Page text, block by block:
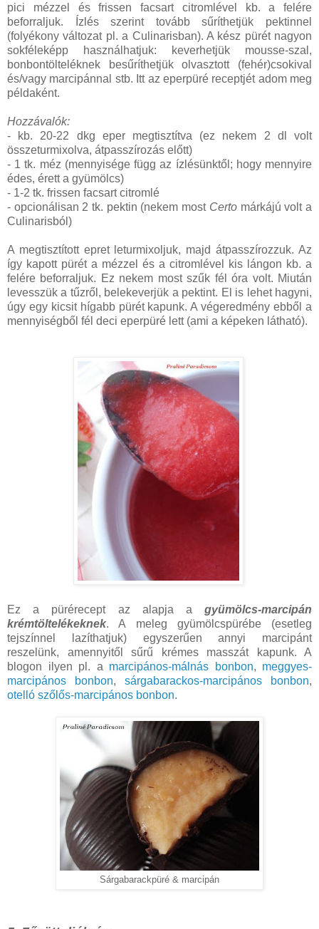
pici mézzel és frissen facsart citromlével kb. a felére
beforraljuk. Ízlés szerint tovább sűríthetjük pektinnel
(folyékony változat pl. a Culinarisban). A kész pürét nagyon
sokféleképp használhatjuk: keverhetjük mousse-szal,
bonbontölteléknek besűríthetjük olvasztott (fehér)csokival
és/vagy marcipánnal stb. Itt az eperpüré receptjét adom meg
példaként.
Hozzávalók:
- kb. 20-22 dkg eper megtisztítva (ez nekem 2 dl volt
összeturmixolva, átpasszírozás előtt)
- 1 tk. méz (mennyisége függ az ízlésünktől; hogy mennyire
édes, érett a gyümölcs)
- 1-2 tk. frissen facsart citromlé
- opcionálisan 2 tk. pektin (nekem most Certomárkájú volt a
Culinarisból)
A megtisztított epret leturmixoljuk, majd átpasszírozzuk. Az
így kapott pürét a mézzel és a citromlével kis lángon kb. a
felére beforraljuk. Ez nekem most szűk fél óra volt. Miután
levesszük a tűzről, belekeverjük a pektint. El is lehet hagyni,
úgy egy kicsit hígabb pürét kapunk. A végeredmény ebből a
mennyiségből fél deci eperpüré lett (ami a képeken látható).
Ez a pürérecept az alapja a gyümölcs-marcipán
krémtöltelékeknek. A meleg gyümölcspürébe (esetleg
tejszínnel lazíthatjuk) egyszerűen annyi marcipánt
reszelünk, amennyitől sűrű krémes masszát kapunk. A
blogon ilyen pl. a marcipános-málnás bonbon, meggyes-
marcipános bonbon, sárgabarackos-marcipános bonbon,
otelló szőlős-marcipános bonbon.
Sárgabarackpüré & marcipán